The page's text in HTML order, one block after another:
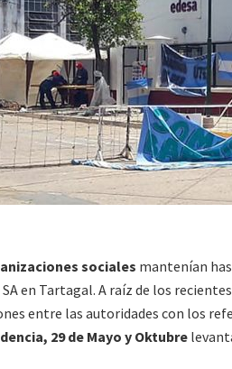
sociales mantenían
SA en Tartagal. A raíz de los
entre las autoridades con los
29 de Mayo y Oktubre